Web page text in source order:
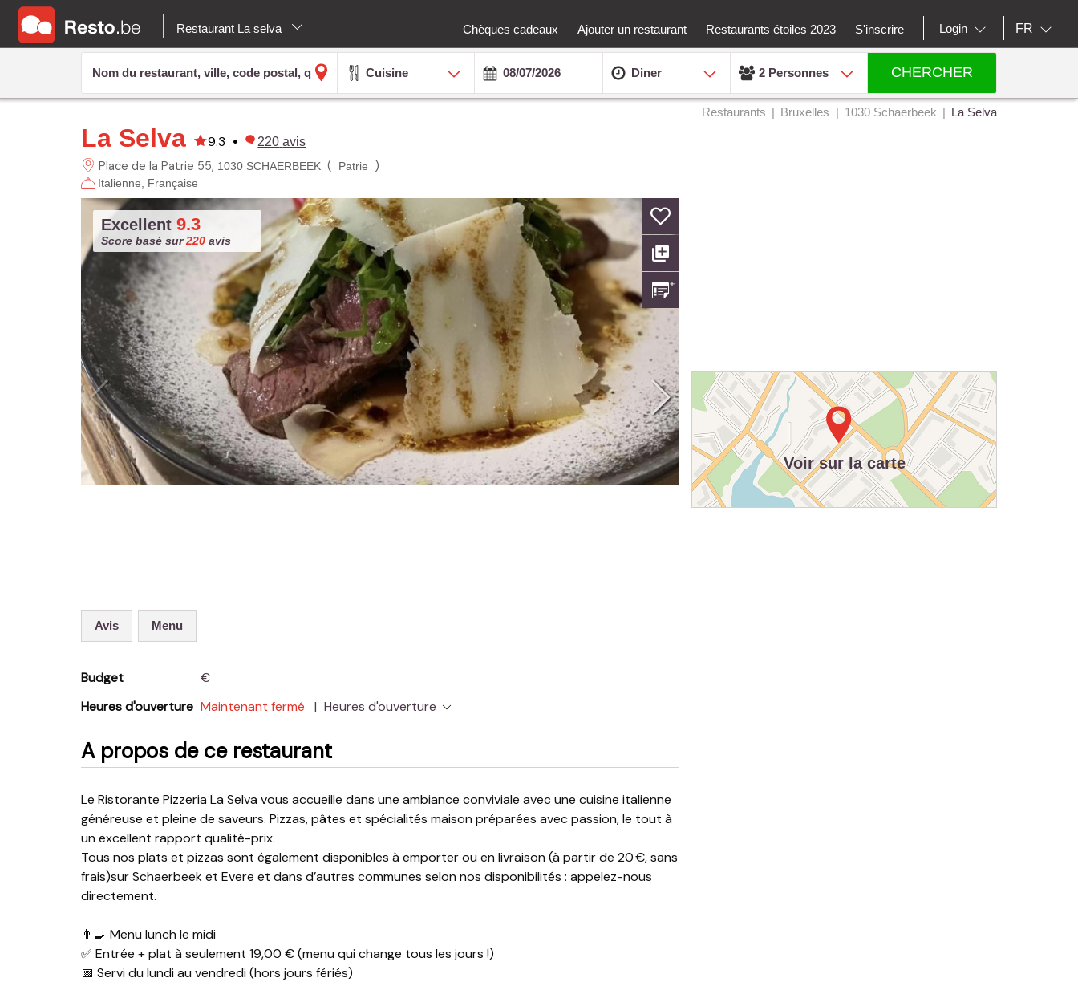
Restaurant La selva Chèques cadeaux Ajouter un restaurant Restaurants étoiles 2023 S'inscrire Login FR
Cuisine Diner 2 Personnes CHERCHER
Restaurants Bruxelles 1030 Schaerbeek La Selva
La Selva 9.3 • 220 avis
Place de la Patrie 55 1030 SCHAERBEEK( Patrie )
Italienne Française
Excellent 9.3
Score basé sur220 avis
Avis Menu
Budget
€
Heures d'ouverture
Maintenant fermé Heures d'ouverture
A propos de ce restaurant
Le Ristorante Pizzeria La Selva vous accueille dans une ambiance conviviale avec une cuisine italienne
généreuse et pleine de saveurs. Pizzas, pâtes et spécialités maison préparées avec passion, le tout à
un excellent rapport qualité-prix.
Tous nos plats et pizzas sont également disponibles à emporter ou en livraison (à partir de 20 €, sans
frais)sur Schaerbeek et Evere et dans d’autres communes selon nos disponibilités : appelez-nous
directement.
👨‍🍳 Menu lunch le midi
✅ Entrée + plat à seulement 19,00 € (menu qui change tous les jours !)
📅 Servi du lundi au vendredi (hors jours fériés)
Voir sur la carte